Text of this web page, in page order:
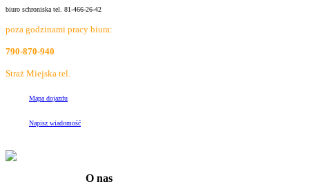
biuro schroniska tel. 81-466-26-42
poza godzinami pracy biura:
790-870-940
Straż Miejska tel.
Mapa dojazdu
Napisz wiadomość
O nas